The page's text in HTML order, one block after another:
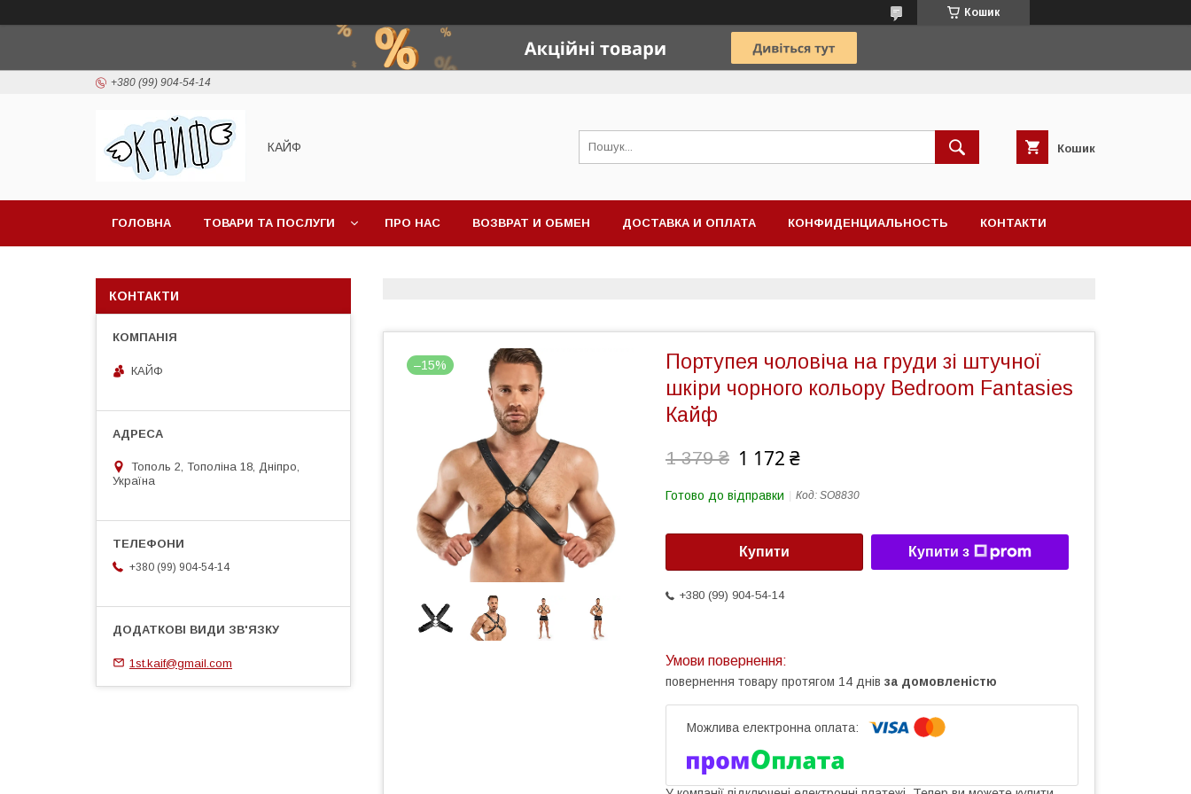
Кошик
+380 (99) 904-54-14
КАЙФ Кошик
ГОЛОВНА ТОВАРИ ТА ПОСЛУГИ ПРО НАС ВОЗВРАТ И ОБМЕН ДОСТАВКА И ОПЛАТА КОНФИДЕНЦИАЛЬНОСТЬ КОНТАКТИ
–15%
Портупея чоловіча на груди зі штучної
шкіри чорного кольору Bedroom Fantasies
Кайф
1 379 ₴ 1 172 ₴
Готово до відправки Код: SO8830
Купити Купити з
+380 (99) 904-54-14
повернення товару протягом 14 днів за домовленістю
КОНТАКТИ
КАЙФ
Тополь 2, Тополіна 18, Дніпро,
Україна
+380 (99) 904-54-14
1st.kaif@gmail.com